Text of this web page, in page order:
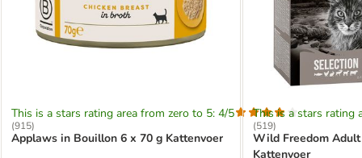
This is a stars rating area from zero to 5: 4/5
(915)
Applaws in Bouillon 6 x 70 g Kattenvoer
This is a stars rating
(519)
Wild Freedom
Kattenvoer